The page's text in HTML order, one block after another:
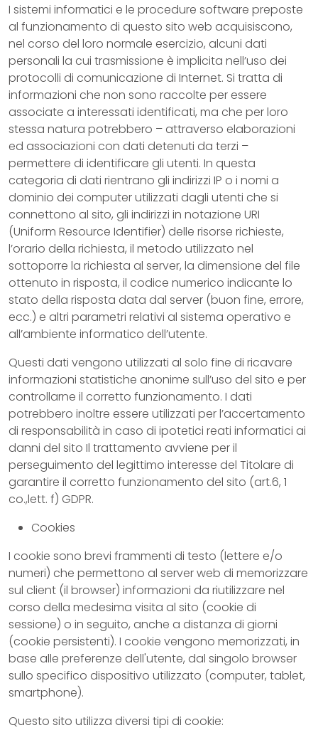
I sistemi informatici e le procedure software preposte
al funzionamento di questo sito web acquisiscono,
nel corso del loro normale esercizio, alcuni dati
personali la cui trasmissione è implicita nell’uso dei
protocolli di comunicazione di Internet. Si tratta di
informazioni che non sono raccolte per essere
associate a interessati identificati, ma che per loro
stessa natura potrebbero – attraverso elaborazioni
ed associazioni con dati detenuti da terzi –
permettere di identificare gli utenti. In questa
categoria di dati rientrano gli indirizzi IP o i nomi a
dominio dei computer utilizzati dagli utenti che si
connettono al sito, gli indirizzi in notazione URI
(Uniform Resource Identifier) delle risorse richieste,
l’orario della richiesta, il metodo utilizzato nel
sottoporre la richiesta al server, la dimensione del file
ottenuto in risposta, il codice numerico indicante lo
stato della risposta data dal server (buon fine, errore,
ecc.) e altri parametri relativi al sistema operativo e
all’ambiente informatico dell’utente.
Questi dati vengono utilizzati al solo fine di ricavare
informazioni statistiche anonime sull’uso del sito e per
controllarne il corretto funzionamento. I dati
potrebbero inoltre essere utilizzati per l’accertamento
di responsabilità in caso di ipotetici reati informatici ai
danni del sito Il trattamento avviene per il
perseguimento del legittimo interesse del Titolare di
garantire il corretto funzionamento del sito (art.6, 1
co.,lett. f) GDPR.
Cookies
I cookie sono brevi frammenti di testo (lettere e/o
numeri) che permettono al server web di memorizzare
sul client (il browser) informazioni da riutilizzare nel
corso della medesima visita al sito (cookie di
sessione) o in seguito, anche a distanza di giorni
(cookie persistenti). I cookie vengono memorizzati, in
base alle preferenze dell'utente, dal singolo browser
sullo specifico dispositivo utilizzato (computer, tablet,
smartphone).
Questo sito utilizza diversi tipi di cookie: